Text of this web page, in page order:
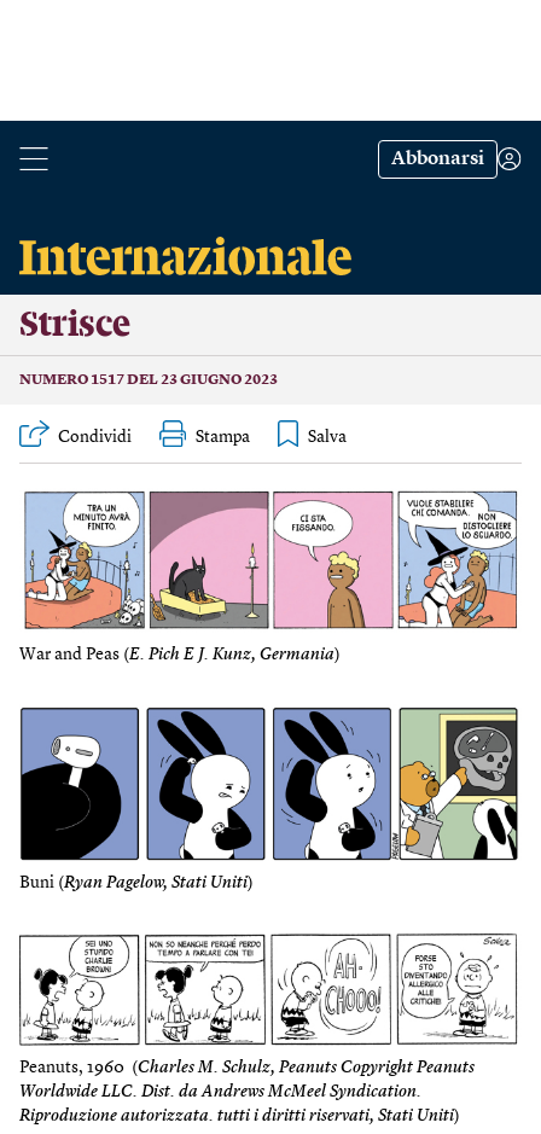
Abbonarsi
Strisce
NUMERO 1517 DEL 23 GIUGNO 2023
Condividi Stampa
War and Peas (E. Pich E J. Kunz, Germania)
Buni (Ryan Pagelow, Stati Uniti)
Peanuts, 1960 (Charles M. Schulz, Peanuts Copyright Peanuts
Worldwide LLC. Dist. da Andrews McMeel Syndication.
Riproduzione autorizzata. tutti i diritti riservati, Stati Uniti)